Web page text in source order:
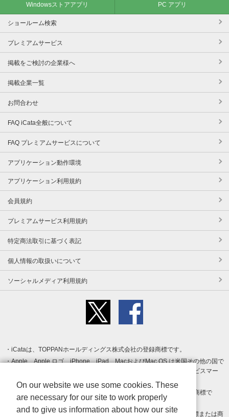
Windowsストアアプリ PC アプリ
ショールーム検索
プレミアムサービス
掲載をご検討の企業様へ
掲載企業一覧
お問合わせ
FAQ iCata全般について
FAQ プレミアムサービスについて
アプリケーション動作環境
アプリケーション利用規約
会員規約
プレミアムサービス利用規約
特定商法取引に基づく表記
個人情報の取扱いについて
ソーシャルメディア利用規約
iCataは、TOPPANホールディングス株式会社の登録商標です。
Apple、Apple ロゴ、iPhone、iPad、MacおよびMac OS は米国その他の国で
登録された Apple Inc. の商標です。App Store は Apple Inc. のサービスマー
クです。
Android、Google Play および Google Play ロゴ は Google LLC の商標で
す。
Windows は Microsoft Inc.の米国およびその他の国における登録商標または商
On our website we use some cookies. These
are necessary for our site to work properly
and to give us information about how our site